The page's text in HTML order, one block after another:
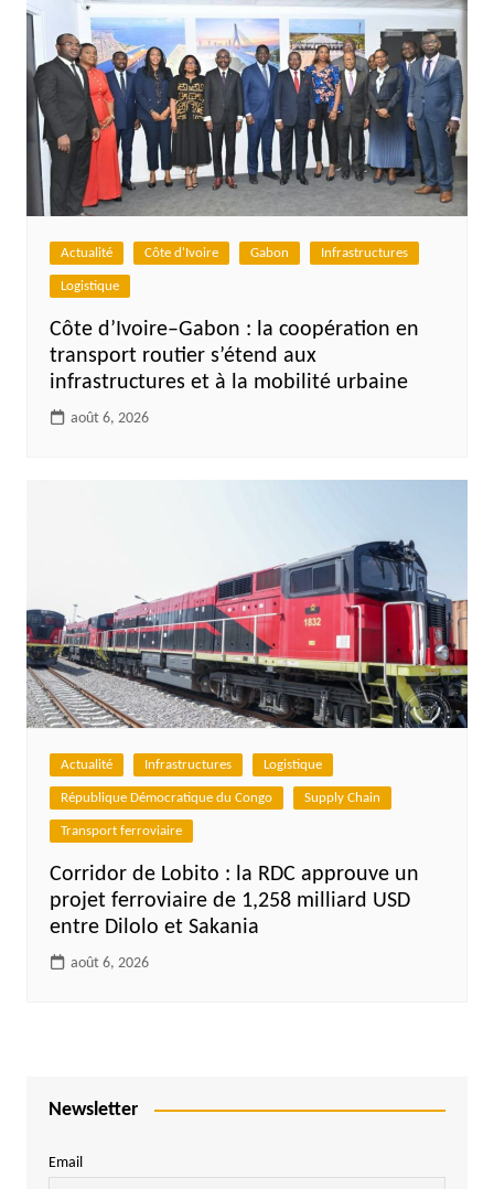
Actualité Côte d'Ivoire Gabon Infrastructures
Logistique
Côte d’Ivoire–Gabon : la coopération en
transport routier s’étend aux
infrastructures et à la mobilité urbaine
août 6, 2026
Actualité Infrastructures Logistique
République Démocratique du Congo Supply Chain
Transport ferroviaire
Corridor de Lobito : la RDC approuve un
projet ferroviaire de 1,258 milliard USD
entre Dilolo et Sakania
août 6, 2026
Newsletter
Email